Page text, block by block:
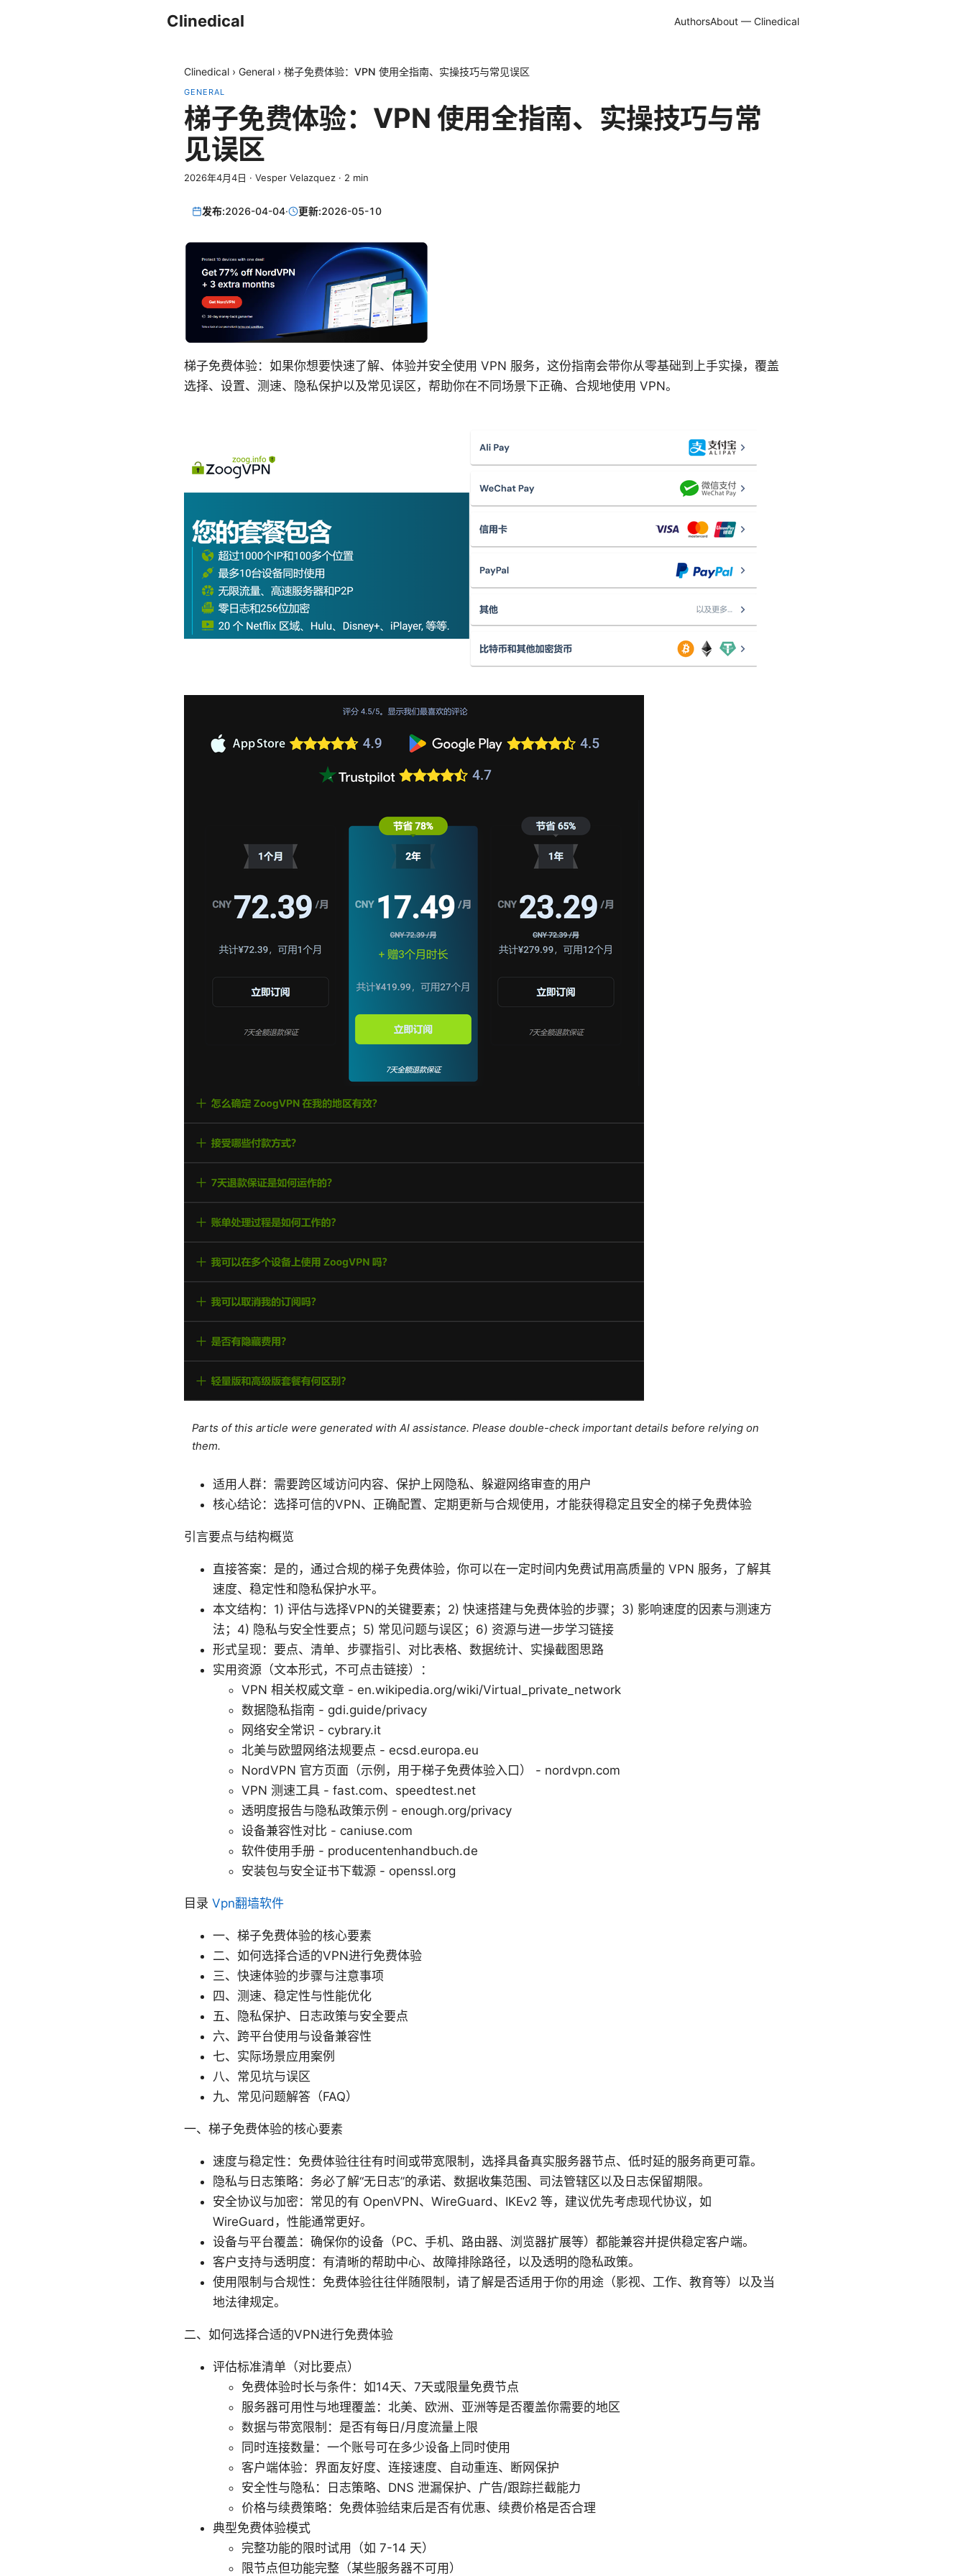
Clinedical AuthorsAbout — Clinedical
Clinedical › General › 梯子免费体验：VPN 使用全指南、实操技巧与常见误区
GENERAL
梯子免费体验：VPN 使用全指南、实操技巧与常
见误区
2026年4月4日 · Vesper Velazquez · 2 min
发布:2026-04-04· 更新:2026-05-10
梯子免费体验：如果你想要快速了解、体验并安全使用 VPN 服务，这份指南会带你从零基础到上手实操，覆盖
选择、设置、测速、隐私保护以及常见误区，帮助你在不同场景下正确、合规地使用 VPN。
Parts of this article were generated with AI assistance. Please double-check important details before relying on
them.
适用人群：需要跨区域访问内容、保护上网隐私、躲避网络审查的用户
核心结论：选择可信的VPN、正确配置、定期更新与合规使用，才能获得稳定且安全的梯子免费体验
引言要点与结构概览
直接答案：是的，通过合规的梯子免费体验，你可以在一定时间内免费试用高质量的 VPN 服务，了解其
速度、稳定性和隐私保护水平。
本文结构：1) 评估与选择VPN的关键要素；2) 快速搭建与免费体验的步骤；3) 影响速度的因素与测速方
法；4) 隐私与安全性要点；5) 常见问题与误区；6) 资源与进一步学习链接
形式呈现：要点、清单、步骤指引、对比表格、数据统计、实操截图思路
实用资源（文本形式，不可点击链接）：
VPN 相关权威文章 - en.wikipedia.org/wiki/Virtual_private_network
数据隐私指南 - gdi.guide/privacy
网络安全常识 - cybrary.it
北美与欧盟网络法规要点 - ecsd.europa.eu
NordVPN 官方页面（示例，用于梯子免费体验入口） - nordvpn.com
VPN 测速工具 - fast.com、speedtest.net
透明度报告与隐私政策示例 - enough.org/privacy
设备兼容性对比 - caniuse.com
软件使用手册 - producentenhandbuch.de
安装包与安全证书下载源 - openssl.org
目录 Vpn翻墙软件
一、梯子免费体验的核心要素
二、如何选择合适的VPN进行免费体验
三、快速体验的步骤与注意事项
四、测速、稳定性与性能优化
五、隐私保护、日志政策与安全要点
六、跨平台使用与设备兼容性
七、实际场景应用案例
八、常见坑与误区
九、常见问题解答（FAQ）
一、梯子免费体验的核心要素
速度与稳定性：免费体验往往有时间或带宽限制，选择具备真实服务器节点、低时延的服务商更可靠。
隐私与日志策略：务必了解“无日志”的承诺、数据收集范围、司法管辖区以及日志保留期限。
安全协议与加密：常见的有 OpenVPN、WireGuard、IKEv2 等，建议优先考虑现代协议，如
WireGuard，性能通常更好。
设备与平台覆盖：确保你的设备（PC、手机、路由器、浏览器扩展等）都能兼容并提供稳定客户端。
客户支持与透明度：有清晰的帮助中心、故障排除路径，以及透明的隐私政策。
使用限制与合规性：免费体验往往伴随限制，请了解是否适用于你的用途（影视、工作、教育等）以及当
地法律规定。
二、如何选择合适的VPN进行免费体验
评估标准清单（对比要点）
免费体验时长与条件：如14天、7天或限量免费节点
服务器可用性与地理覆盖：北美、欧洲、亚洲等是否覆盖你需要的地区
数据与带宽限制：是否有每日/月度流量上限
同时连接数量：一个账号可在多少设备上同时使用
客户端体验：界面友好度、连接速度、自动重连、断网保护
安全性与隐私：日志策略、DNS 泄漏保护、广告/跟踪拦截能力
价格与续费策略：免费体验结束后是否有优惠、续费价格是否合理
典型免费体验模式
完整功能的限时试用（如 7-14 天）
限节点但功能完整（某些服务器不可用）